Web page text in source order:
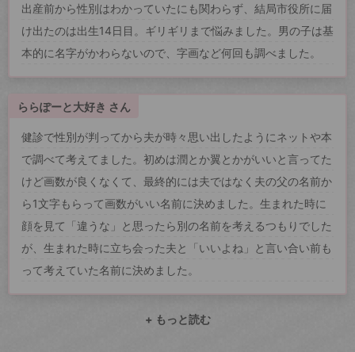
出産前から性別はわかっていたにも関わらず、結局市役所に届
け出たのは出生14日目。ギリギリまで悩みました。男の子は基
本的に名字がかわらないので、字画など何回も調べました。
ららぽーと大好き さん
健診で性別が判ってから夫が時々思い出したようにネットや本
で調べて考えてました。初めは潤とか翼とかがいいと言ってた
けど画数が良くなくて、最終的には夫ではなく夫の父の名前か
ら1文字もらって画数がいい名前に決めました。生まれた時に
顔を見て「違うな」と思ったら別の名前を考えるつもりでした
が、生まれた時に立ち会った夫と「いいよね」と言い合い前も
って考えていた名前に決めました。
+ もっと読む